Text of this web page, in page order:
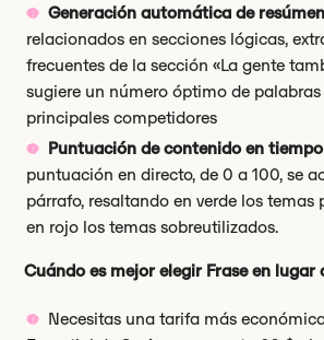
Generación automática de
relacionados en secciones lógicas,
frecuentes de la sección «La gente
sugiere un número óptimo de
principales competidores
Puntuación de contenido en
puntuación en directo, de 0 a 100, se
párrafo, resaltando en verde los temas
en rojo los temas sobreutilizados.
Cuándo es mejor elegir Frase en lugar
Necesitas una tarifa más